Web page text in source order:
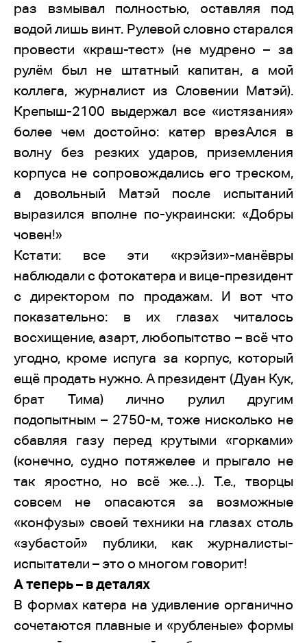
раз взмывал полностью, оставляя под
водой лишь винт. Рулевой словно старался
провести «краш-тест» (не мудрено – за
рулём был не штатный капитан, а мой
коллега, журналист из Словении Матэй).
Крепыш-2100 выдержал все «истязания»
более чем достойно: катер врезАлся в
волну без резких ударов, приземления
корпуса не сопровождались его треском,
а довольный Матэй после испытаний
выразился вполне по-украински: «Добры
човен!»
Кстати: все эти «крэйзи»-манёвры
наблюдали с фотокатера и вице-президент
с директором по продажам. И вот что
показательно: в их глазах читалось
восхищение, азарт, любопытство – всё что
угодно, кроме испуга за корпус, который
ещё продать нужно. А президент (Дуан Кук,
брат Тима) лично рулил другим
подопытным – 2750-м, тоже нисколько не
сбавляя газу перед крутыми «горками»
(конечно, судно потяжелее и прыгало не
так яростно, но всё же…). Т.е., творцы
совсем не опасаются за возможные
«конфузы» своей техники на глазах столь
«зубастой» публики, как журналисты-
испытатели – это о многом говорит!
А теперь – в деталях
В формах катера на удивление органично
сочетаются плавные и «рубленые» формы